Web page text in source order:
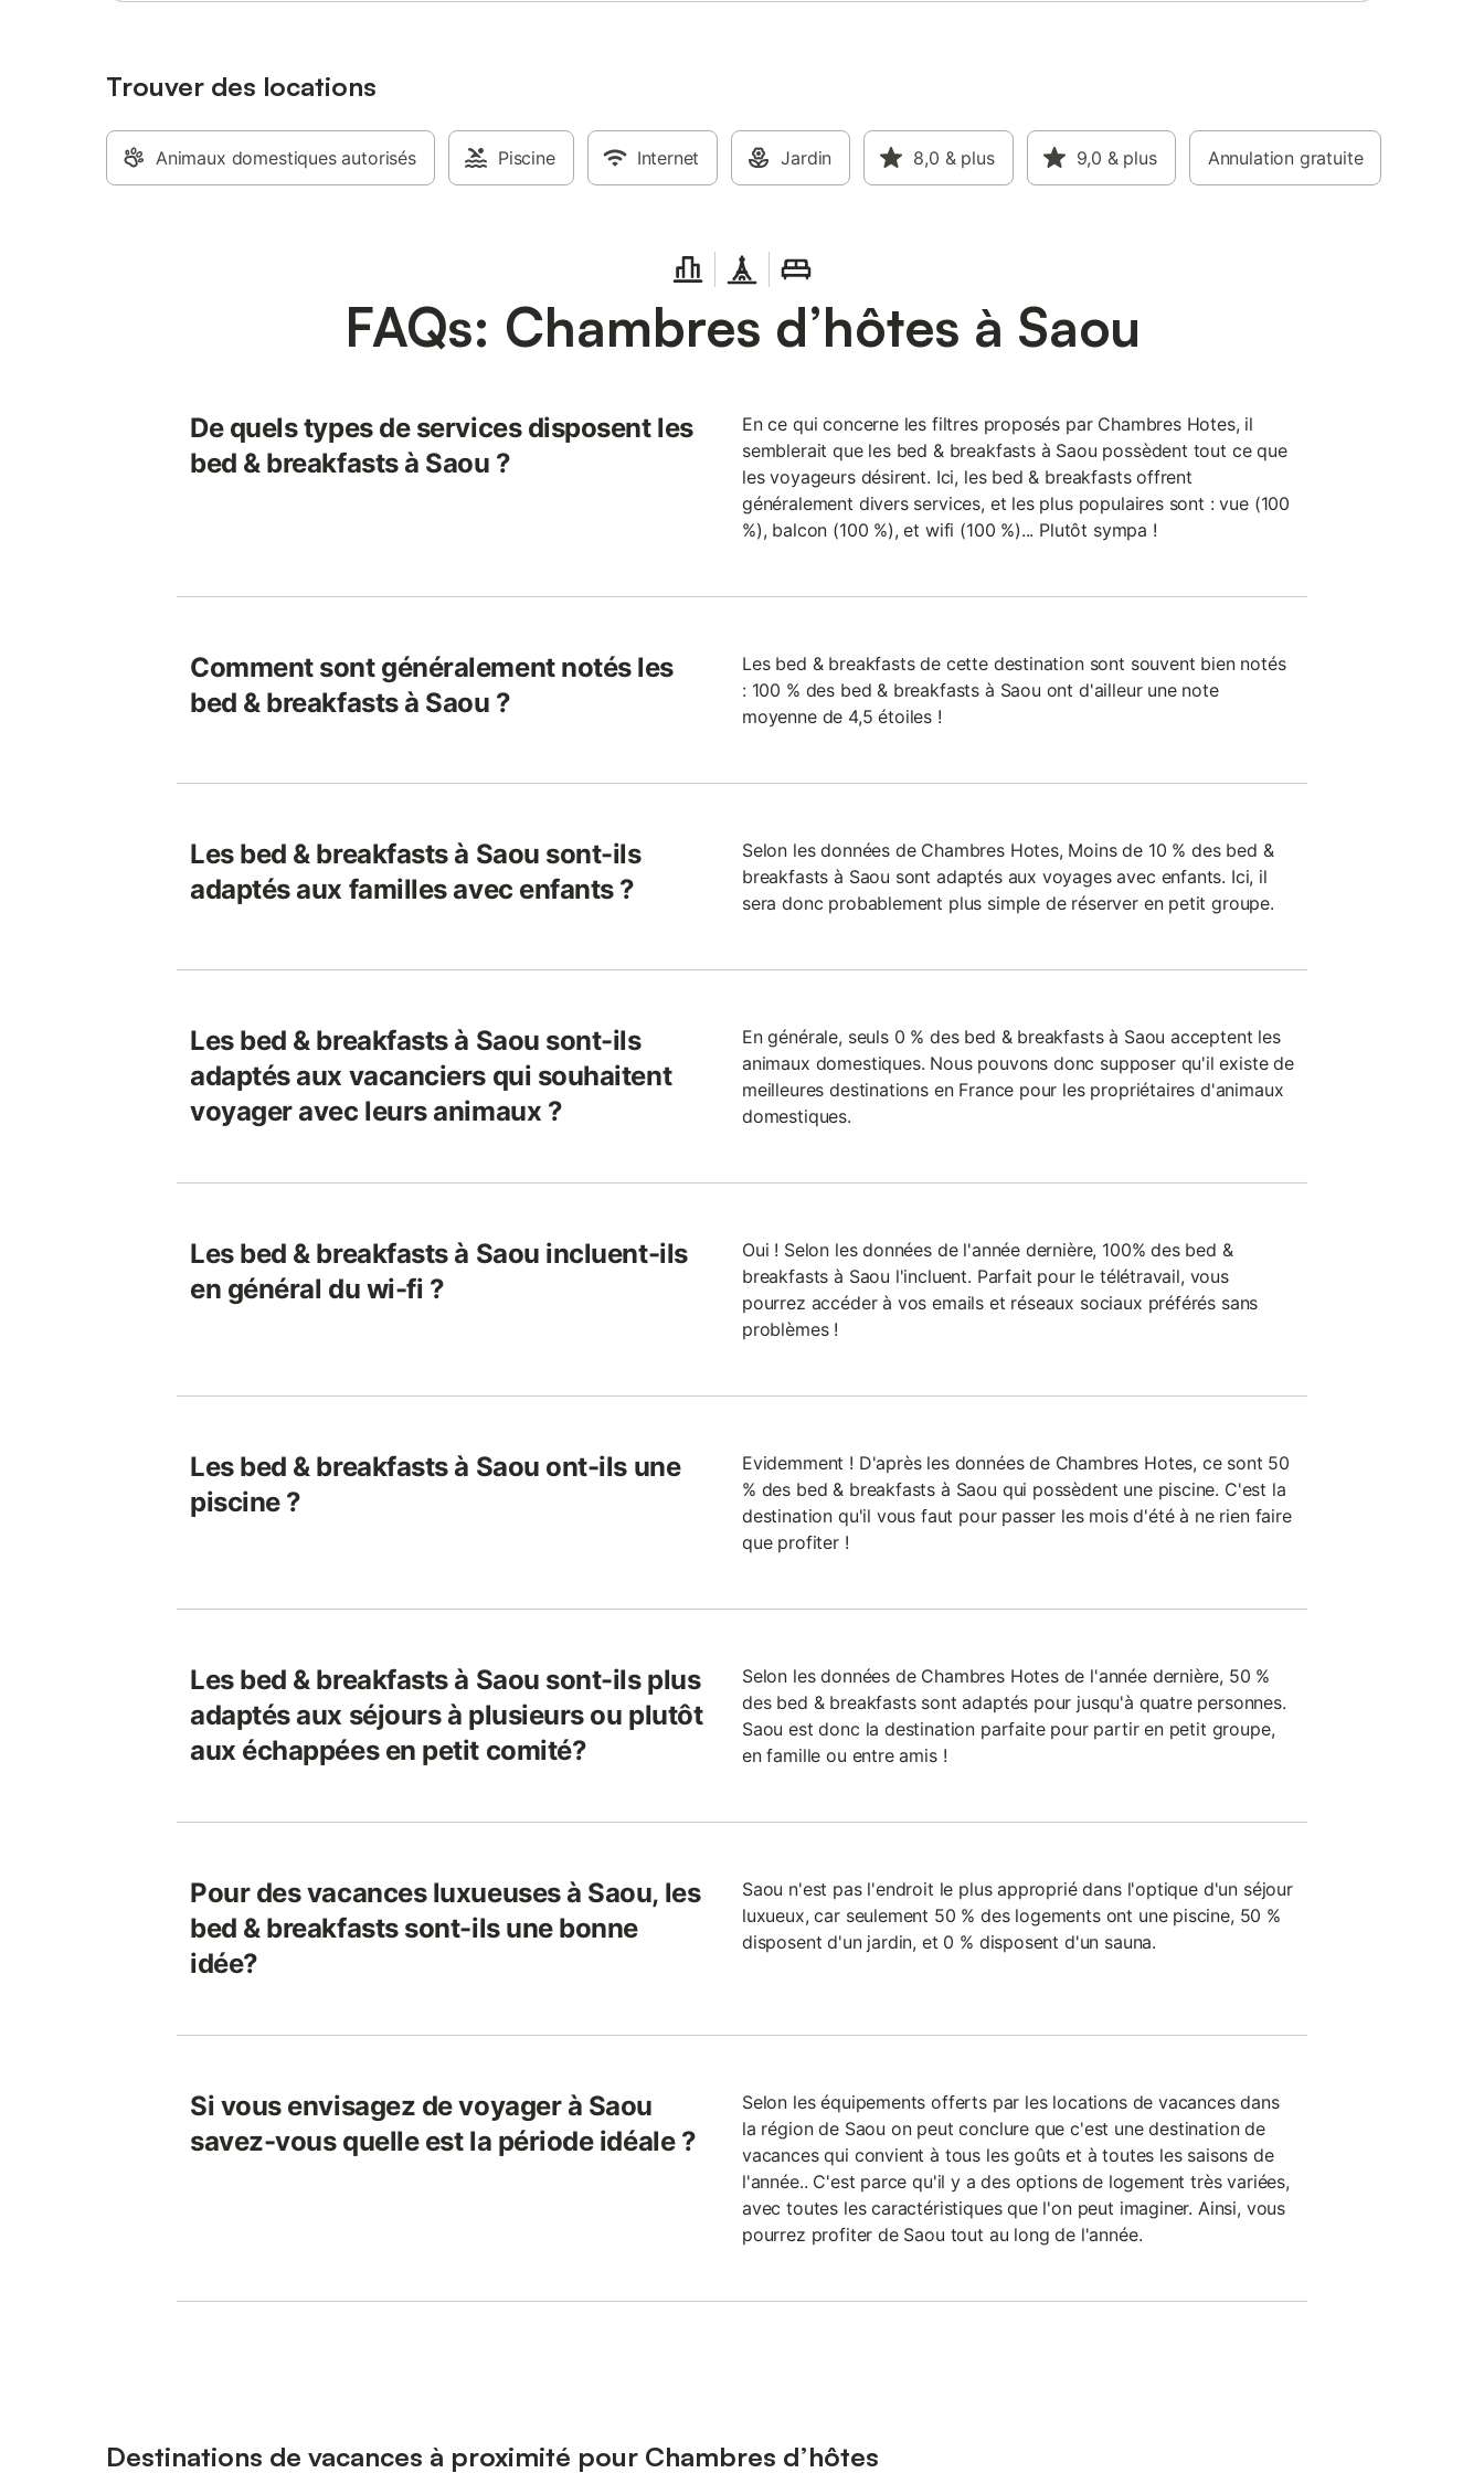
Trouver des locations
Animaux domestiques autorisés Piscine Internet Jardin 8,0 & plus 9,0 & plus Annulation gratuite
FAQs: Chambres d’hôtes à Saou
De quels types de services disposent les
bed & breakfasts à Saou ?
En ce qui concerne les filtres proposés par Chambres Hotes, il
semblerait que les bed & breakfasts à Saou possèdent tout ce que
les voyageurs désirent. Ici, les bed & breakfasts offrent
généralement divers services, et les plus populaires sont : vue (100
%), balcon (100 %), et wifi (100 %)... Plutôt sympa !
Comment sont généralement notés les
bed & breakfasts à Saou ?
Les bed & breakfasts de cette destination sont souvent bien notés
: 100 % des bed & breakfasts à Saou ont d'ailleur une note
moyenne de 4,5 étoiles !
Les bed & breakfasts à Saou sont-ils
adaptés aux familles avec enfants ?
Selon les données de Chambres Hotes, Moins de 10 % des bed &
breakfasts à Saou sont adaptés aux voyages avec enfants. Ici, il
sera donc probablement plus simple de réserver en petit groupe.
Les bed & breakfasts à Saou sont-ils
adaptés aux vacanciers qui souhaitent
voyager avec leurs animaux ?
En générale, seuls 0 % des bed & breakfasts à Saou acceptent les
animaux domestiques. Nous pouvons donc supposer qu'il existe de
meilleures destinations en France pour les propriétaires d'animaux
domestiques.
Les bed & breakfasts à Saou incluent-ils
en général du wi-fi ?
Oui ! Selon les données de l'année dernière, 100% des bed &
breakfasts à Saou l'incluent. Parfait pour le télétravail, vous
pourrez accéder à vos emails et réseaux sociaux préférés sans
problèmes !
Les bed & breakfasts à Saou ont-ils une
piscine ?
Evidemment ! D'après les données de Chambres Hotes, ce sont 50
% des bed & breakfasts à Saou qui possèdent une piscine. C'est la
destination qu'il vous faut pour passer les mois d'été à ne rien faire
que profiter !
Les bed & breakfasts à Saou sont-ils plus
adaptés aux séjours à plusieurs ou plutôt
aux échappées en petit comité?
Selon les données de Chambres Hotes de l'année dernière, 50 %
des bed & breakfasts sont adaptés pour jusqu'à quatre personnes.
Saou est donc la destination parfaite pour partir en petit groupe,
en famille ou entre amis !
Pour des vacances luxueuses à Saou, les
bed & breakfasts sont-ils une bonne
idée?
Saou n'est pas l'endroit le plus approprié dans l'optique d'un séjour
luxueux, car seulement 50 % des logements ont une piscine, 50 %
disposent d'un jardin, et 0 % disposent d'un sauna.
Si vous envisagez de voyager à Saou
savez-vous quelle est la période idéale ?
Selon les équipements offerts par les locations de vacances dans
la région de Saou on peut conclure que c'est une destination de
vacances qui convient à tous les goûts et à toutes les saisons de
l'année.. C'est parce qu'il y a des options de logement très variées,
avec toutes les caractéristiques que l'on peut imaginer. Ainsi, vous
pourrez profiter de Saou tout au long de l'année.
Destinations de vacances à proximité pour Chambres d’hôtes